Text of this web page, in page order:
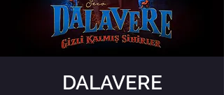
DALAVERE